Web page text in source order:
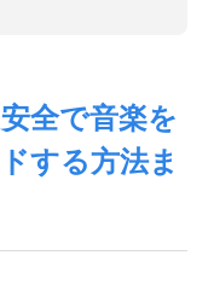
全で音楽を
する方法ま